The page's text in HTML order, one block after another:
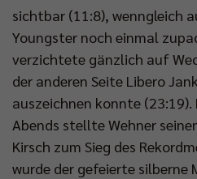
sichtbar (11:8), wenngleich
Youngster noch einmal
verzichtete gänzlich auf
der anderen Seite Libero
auszeichnen konnte
Abends stellte Wehner
Kirsch zum Sieg des
wurde der gefeierte silberne